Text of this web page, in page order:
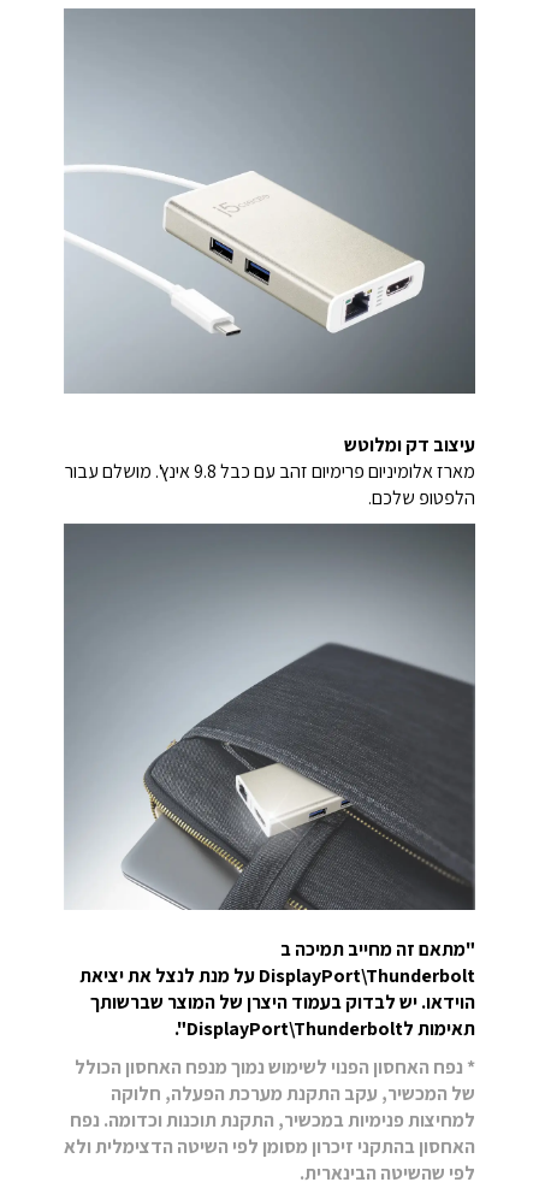
עיצוב דק ומלוטש
מארז אלומיניום פרימיום זהב עם כבל 9.8 אינץ'. מושלם עבור
הלפטופ שלכם.
"מתאם זה מחייב תמיכה ב
DisplayPort\Thunderbolt על מנת לנצל את יציאת
הוידאו. יש לבדוק בעמוד היצרן של המוצר שברשותך
תאימות לDisplayPort\Thunderbolt".
* נפח האחסון הפנוי לשימוש נמוך מנפח האחסון הכולל
של המכשיר, עקב התקנת מערכת הפעלה, חלוקה
למחיצות פנימיות במכשיר, התקנת תוכנות וכדומה. נפח
האחסון בהתקני זיכרון מסומן לפי השיטה הדצימלית ולא
לפי שהשיטה הבינארית.